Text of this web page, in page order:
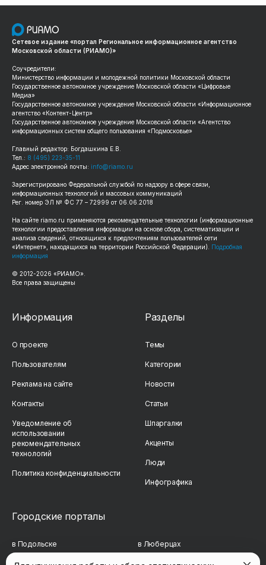
Сетевое издание «портал Региональное информационное агентство
Московской области (РИАМО)»
Соучредители:
Министерство информации и молодежной политики Московской области
Государственное автономное учреждение Московской области «Цифровые
Медиа»
Государственное автономное учреждение Московской области «Информационное
агентство «Контент-Центр»
Государственное автономное учреждение Московской области «Агентство
информационных систем общего пользования «Подмосковье»
Главный редактор: Богдашкина Е.В.
Тел.: 8 (495) 223-35-11
Адрес электронной почты: info@riamo.ru
Зарегистрировано Федеральной службой по надзору в сфере связи,
информационных технологий и массовых коммуникаций
Рег. номер ЭЛ № ФС 77 – 72999 от 06.06.2018
На сайте riamo.ru применяются рекомендательные технологии (информационные
технологии предоставления информации на основе сбора, систематизации и
анализа сведений, относящихся к предпочтениям пользователей сети
«Интернет», находящихся на территории Российской Федерации).
Подробная
информация
© 2012-2026 «РИАМО».
Все права защищены
Информация
О проекте
Пользователям
Реклама на сайте
Контакты
Уведомление об
использовании
рекомендательных
технологий
Политика конфиденциальности
Разделы
Темы
Категории
Новости
Статьи
Шпаргалки
Акценты
Люди
Инфографика
Городские порталы
в Подольске в Люберцах